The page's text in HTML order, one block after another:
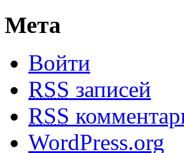
Мета
Войти
RSS записей
RSS
WordPress.org